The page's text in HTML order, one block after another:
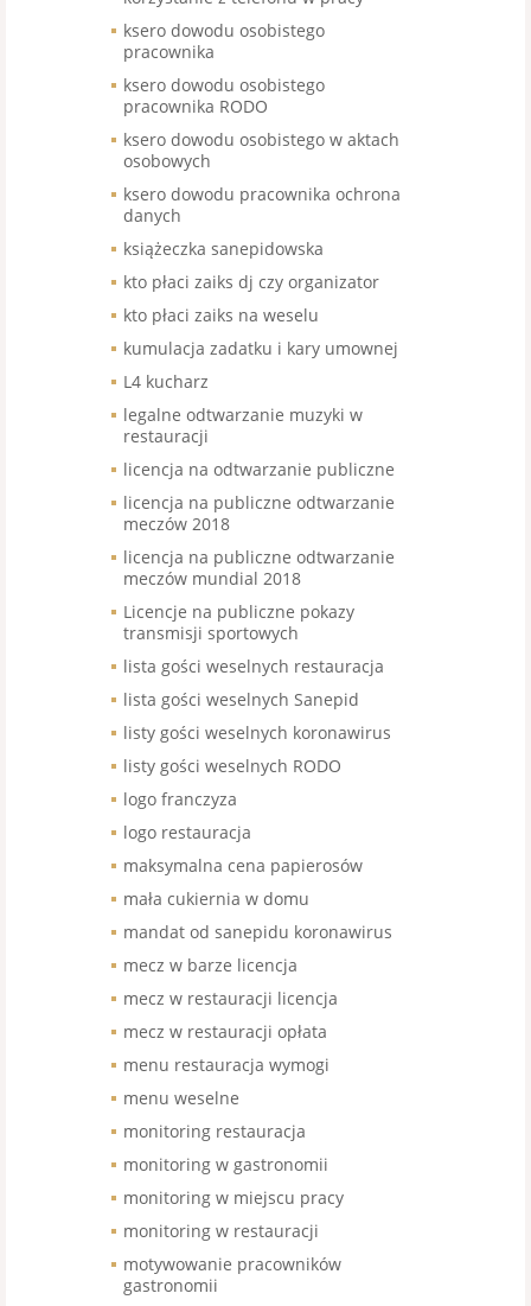
ksero dowodu osobistego
pracownika
ksero dowodu osobistego
pracownika RODO
ksero dowodu osobistego w aktach
osobowych
ksero dowodu pracownika ochrona
danych
książeczka sanepidowska
kto płaci zaiks dj czy organizator
kto płaci zaiks na weselu
kumulacja zadatku i kary umownej
L4 kucharz
legalne odtwarzanie muzyki w
restauracji
licencja na odtwarzanie publiczne
licencja na publiczne odtwarzanie
meczów 2018
licencja na publiczne odtwarzanie
meczów mundial 2018
Licencje na publiczne pokazy
transmisji sportowych
lista gości weselnych restauracja
lista gości weselnych Sanepid
listy gości weselnych koronawirus
listy gości weselnych RODO
logo franczyza
logo restauracja
maksymalna cena papierosów
mała cukiernia w domu
mandat od sanepidu koronawirus
mecz w barze licencja
mecz w restauracji licencja
mecz w restauracji opłata
menu restauracja wymogi
menu weselne
monitoring restauracja
monitoring w gastronomii
monitoring w miejscu pracy
monitoring w restauracji
motywowanie pracowników
gastronomii